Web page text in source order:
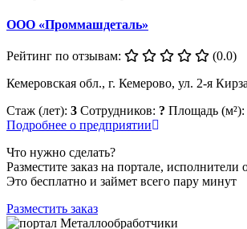
ООО «Проммашдеталь»
Рейтинг по отзывам:
(0.0)
Кемеровская обл., г. Кемерово, ул. 2-я
Стаж (лет): 3 Сотрудников: ? Площадь (м²):
Подробнее о предприятии
Что нужно сделать?
Разместите заказ на портале, исполнители
Это бесплатно и займет всего пару минут
Разместить заказ